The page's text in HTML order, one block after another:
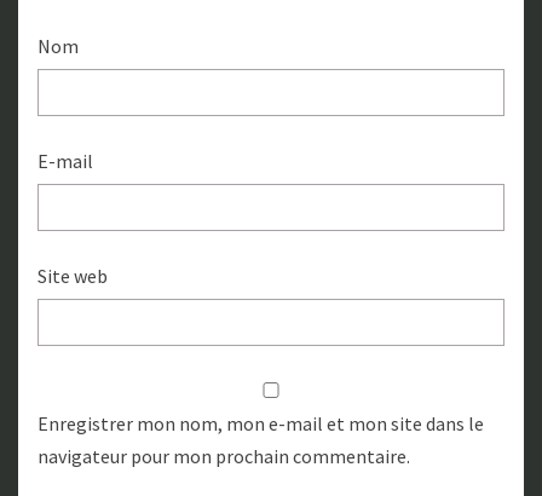
Nom
E-mail
Site web
Enregistrer mon nom, mon e-mail et mon site dans le
navigateur pour mon prochain commentaire.